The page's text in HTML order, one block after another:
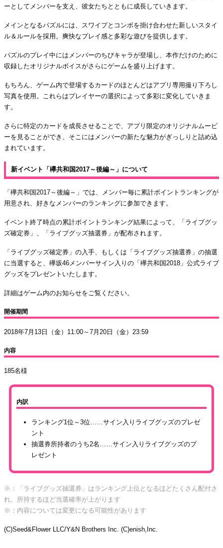
ーとしてメンバーを支え、彼女たちとともに成長していきます。
メインとなるパズルには、スワイプとコンボを掛け合わせた新しいスタイ
ル＆ルールを採用。爽快なプレイ感と多彩な遊びを提供します。
パズルのプレイ中にはメンバーのちびキャラが登場し、本作だけのために
収録したオリジナルボイスがさらにゲームを盛り上げます。
もちろん、ゲーム内で登場するカードのほとんどはアプリ専用撮り下ろし
写真を使用。これらはプレイヤーの選択によって多彩に変化していきま
す。
さらに特定のカードを成長させることで、アプリ限定のオリジナルムービ
ーを見ることができ、そこにはメンバーの新たな魅力がぎっしりと詰め込
まれています。
新イベント「欅共和国2017～後編～」について
「欅共和国2017～後編～」では、メンバー毎に累計ポイントランキングが
用意され、好きなメンバーのランキングに参加できます。
イベント終了時点の累計ポイントランキング結果によって、「ライブグッ
ズ確定券」、「ライブグッズ抽選券」が配布されます。
「ライブグッズ確定券」の入手、もしくは「ライブグッズ抽選券」の抽選
に当選すると、欅坂46メンバーサイン入りの「欅共和国2018」公式ライブ
グッズをプレゼントいたします。
詳細はゲーム内のお知らせをご覧ください。
開催期間
2018年7月13日（金）11:00～7月20日（金）23:59
内容
185名様
内訳
ランキング1位～3位……サイン入りライブグッズのプレゼ
ント
抽選券所持者のうち2名……サイン入りライブグッズのプ
レゼント
※：「ライブグッズ抽選券」はランキング上位となるほどたくさん配付さ
れ、所持するほど当選確率が上がります
※：内容については変更になる可能性があります
(C)Seed&Flower LLC/Y&N Brothers Inc. (C)enish,Inc.